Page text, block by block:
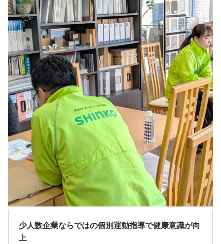
少人数企業ならではの個別運動指導で健康意識が向
上